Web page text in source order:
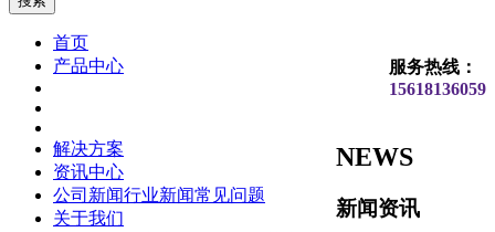
服务热线：
15618136059
首页
产品中心
解决方案
资讯中心
公司新闻行业新闻常见问题
关于我们
NEWS
新闻资讯